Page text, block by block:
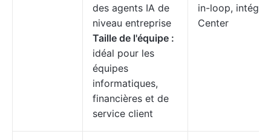
des agents IA de
niveau entreprise
Taille de l'équipe :
idéal pour les
équipes
informatiques,
financières et de
service client
in-loop,
Center